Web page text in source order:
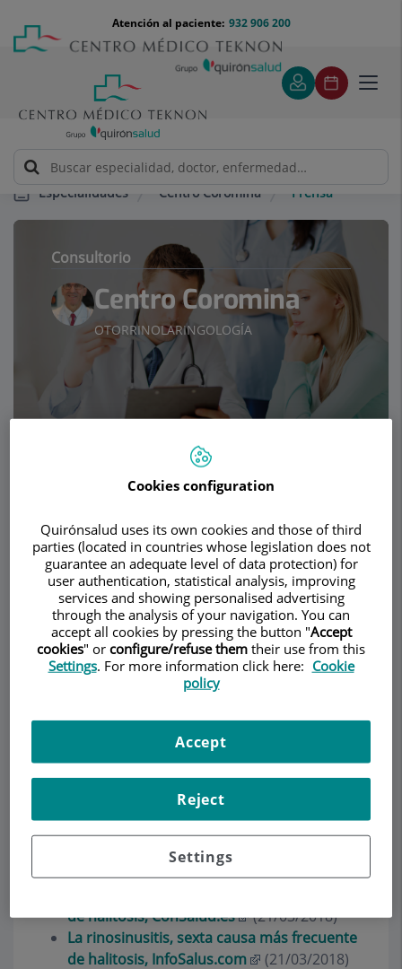
contenido
Menú
teléfono
cabecera
932 906 200
Atención al paciente:
Especialidades Centro Coromina Prensa
Consultorio
Centro Coromina
OTORRINOLARINGOLOGÍA
Horario
Pedir cita
Prensa
Accede al blog del Dr. Jordi Coromina a través de
de halitosis, ConSalud.es
(21/03/2018)
La rinosinusitis, sexta causa más frecuente
de halitosis, InfoSalus.com
(21/03/2018)
Cookies configuration
Quirónsalud uses its own cookies and those of third
parties (located in countries whose legislation does not
guarantee an adequate level of data protection) for
user authentication, statistical analysis, improving
services and showing personalised advertising
through the analysis of your navigation. You can
accept all cookies by pressing the button "Accept
cookies" or configure/refuse them their use from this
Settings. For more information click here: Cookie
policy
Settings
Reject
Accept